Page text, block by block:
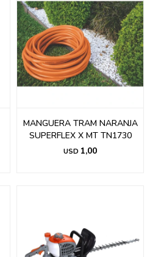
MANGUERA TRAM NARANJA
SUPERFLEX X MT TN1730
USD 1,00